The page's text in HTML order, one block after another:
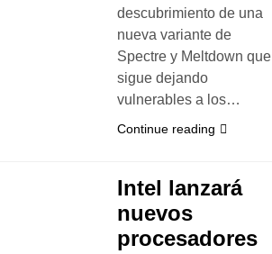
descubrimiento de una
nueva variante de
Spectre y Meltdown que
sigue dejando
vulnerables a los…
Continue reading
Intel lanzará
nuevos
procesadores